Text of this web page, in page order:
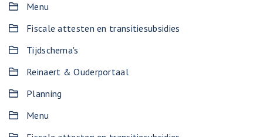
Menu
Fiscale attesten en transitiesubsidies
Tijdschema's
Reinaert & Ouderportaal
Planning
Menu